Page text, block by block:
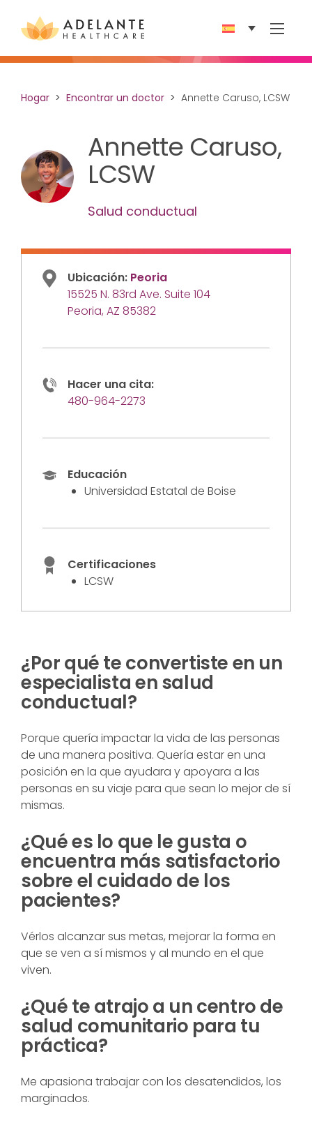
Show
Hogar Encontrar un doctor Annette Caruso, LCSW
Annette Caruso,
LCSW
Salud conductual
Ubicación: Peoria
15525 N. 83rd Ave. Suite 104
Peoria, AZ 85382
Hacer una cita:
480-964-2273
Educación
Universidad Estatal de Boise
Certificaciones
LCSW
¿Por qué te convertiste en un
especialista en salud
conductual?
Porque quería impactar la vida de las personas
de una manera positiva. Quería estar en una
posición en la que ayudara y apoyara a las
personas en su viaje para que sean lo mejor de sí
mismas.
¿Qué es lo que le gusta o
encuentra más satisfactorio
sobre el cuidado de los
pacientes?
Vérlos alcanzar sus metas, mejorar la forma en
que se ven a sí mismos y al mundo en el que
viven.
¿Qué te atrajo a un centro de
salud comunitario para tu
práctica?
Me apasiona trabajar con los desatendidos, los
marginados.